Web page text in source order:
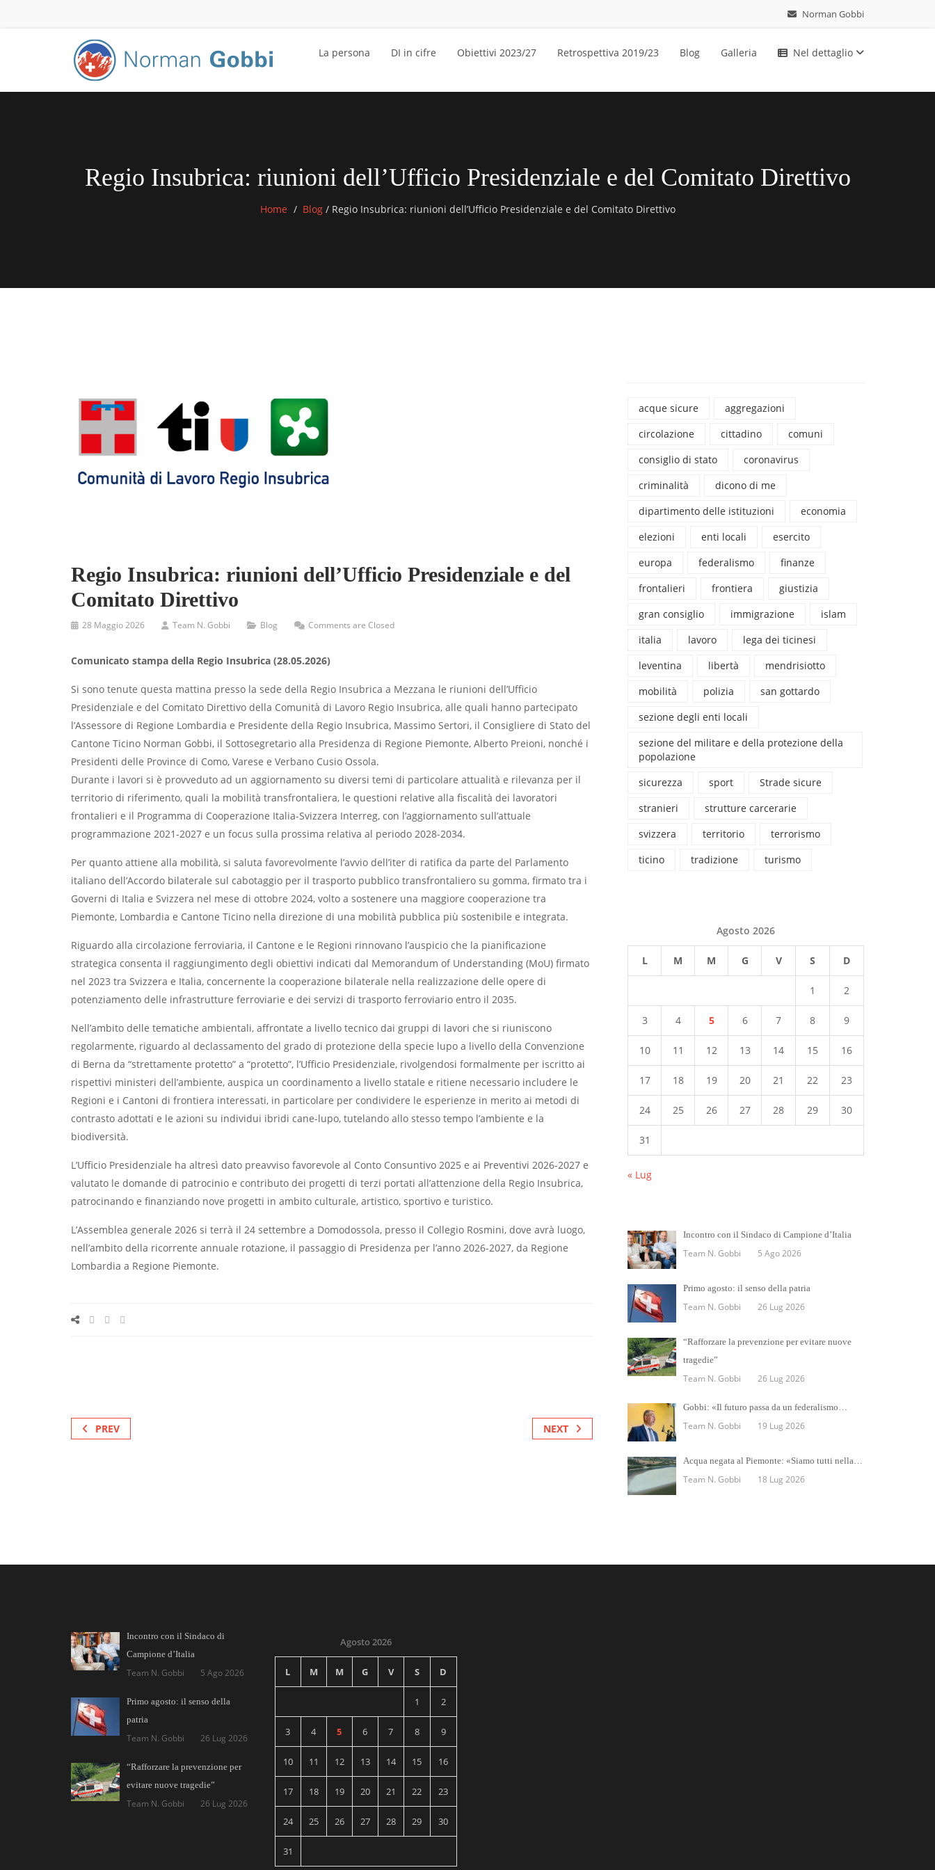
Norman Gobbi
La persona DI in cifre Obiettivi 2023/27 Retrospettiva 2019/23 Blog Galleria Nel dettaglio
Regio Insubrica: riunioni dell’Ufficio Presidenziale e del Comitato Direttivo
Home Blog /Regio Insubrica: riunioni dell’Ufficio Presidenziale e del Comitato Direttivo
Regio Insubrica: riunioni dell’Ufficio Presidenziale e del
Comitato Direttivo
28 Maggio 2026 Team N. Gobbi Blog Comments are Closed
Comunicato stampa della Regio Insubrica (28.05.2026)
Si sono tenute questa mattina presso la sede della Regio Insubrica a Mezzana le riunioni dell’Ufficio
Presidenziale e del Comitato Direttivo della Comunità di Lavoro Regio Insubrica, alle quali hanno partecipato
l’Assessore di Regione Lombardia e Presidente della Regio Insubrica, Massimo Sertori, il Consigliere di Stato del
Cantone Ticino Norman Gobbi, il Sottosegretario alla Presidenza di Regione Piemonte, Alberto Preioni, nonché i
Presidenti delle Province di Como, Varese e Verbano Cusio Ossola.
Durante i lavori si è provveduto ad un aggiornamento su diversi temi di particolare attualità e rilevanza per il
territorio di riferimento, quali la mobilità transfrontaliera, le questioni relative alla fiscalità dei lavoratori
frontalieri e il Programma di Cooperazione Italia-Svizzera Interreg, con l’aggiornamento sull’attuale
programmazione 2021-2027 e un focus sulla prossima relativa al periodo 2028-2034.
Per quanto attiene alla mobilità, si saluta favorevolmente l’avvio dell’iter di ratifica da parte del Parlamento
italiano dell’Accordo bilaterale sul cabotaggio per il trasporto pubblico transfrontaliero su gomma, firmato tra i
Governi di Italia e Svizzera nel mese di ottobre 2024, volto a sostenere una maggiore cooperazione tra
Piemonte, Lombardia e Cantone Ticino nella direzione di una mobilità pubblica più sostenibile e integrata.
Riguardo alla circolazione ferroviaria, il Cantone e le Regioni rinnovano l’auspicio che la pianificazione
strategica consenta il raggiungimento degli obiettivi indicati dal Memorandum of Understanding (MoU) firmato
nel 2023 tra Svizzera e Italia, concernente la cooperazione bilaterale nella realizzazione delle opere di
potenziamento delle infrastrutture ferroviarie e dei servizi di trasporto ferroviario entro il 2035.
Nell’ambito delle tematiche ambientali, affrontate a livello tecnico dai gruppi di lavori che si riuniscono
regolarmente, riguardo al declassamento del grado di protezione della specie lupo a livello della Convenzione
di Berna da “strettamente protetto” a “protetto”, l’Ufficio Presidenziale, rivolgendosi formalmente per iscritto ai
rispettivi ministeri dell’ambiente, auspica un coordinamento a livello statale e ritiene necessario includere le
Regioni e i Cantoni di frontiera interessati, in particolare per condividere le esperienze in merito ai metodi di
contrasto adottati e le azioni su individui ibridi cane-lupo, tutelando allo stesso tempo l’ambiente e la
biodiversità.
L’Ufficio Presidenziale ha altresì dato preavviso favorevole al Conto Consuntivo 2025 e ai Preventivi 2026-2027 e
valutato le domande di patrocinio e contributo dei progetti di terzi portati all’attenzione della Regio Insubrica,
patrocinando e finanziando nove progetti in ambito culturale, artistico, sportivo e turistico.
L’Assemblea generale 2026 si terrà il 24 settembre a Domodossola, presso il Collegio Rosmini, dove avrà luogo,
nell’ambito della ricorrente annuale rotazione, il passaggio di Presidenza per l’anno 2026-2027, da Regione
Lombardia a Regione Piemonte.
PREV NEXT
acque sicure
aggregazioni
circolazione
cittadino
comuni
consiglio di stato
coronavirus
criminalità
dicono di me
dipartimento delle istituzioni
economia
elezioni
enti locali
esercito
europa
federalismo
finanze
frontalieri
frontiera
giustizia
gran consiglio
immigrazione
islam
italia
lavoro
lega dei ticinesi
leventina
libertà
mendrisiotto
mobilità
polizia
san gottardo
sezione degli enti locali
sezione del militare e della protezione della
popolazione
sicurezza
sport
Strade sicure
stranieri
strutture carcerarie
svizzera
territorio
terrorismo
ticino
tradizione turismo
Agosto 2026
L M M G V S D
1 2
3 4 5 6 7 8 9
10 11 12 13 14 15 16
17 18 19 20 21 22 23
24 25 26 27 28 29 30
31
« Lug
Incontro con il Sindaco di Campione d’Italia
Team N. Gobbi 5 Ago 2026
Primo agosto: il senso della patria
Team N. Gobbi 26 Lug 2026
“Rafforzare la prevenzione per evitare nuove
tragedie”
Team N. Gobbi 26 Lug 2026
Gobbi: «Il futuro passa da un federalismo…
Team N. Gobbi 19 Lug 2026
Acqua negata al Piemonte: «Siamo tutti nella…
Team N. Gobbi 18 Lug 2026
Incontro con il Sindaco di
Campione d’Italia
Team N. Gobbi 5 Ago 2026
Primo agosto: il senso della
patria
Team N. Gobbi 26 Lug 2026
“Rafforzare la prevenzione per
evitare nuove tragedie”
Team N. Gobbi 26 Lug 2026
Agosto 2026
L M M G V S D
1 2
3 4 5 6 7 8 9
10 11 12 13 14 15 16
17 18 19 20 21 22 23
24 25 26 27 28 29 30
31